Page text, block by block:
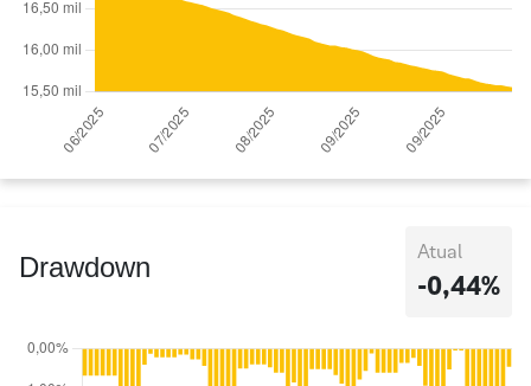
Drawdown Atual
-0,44%